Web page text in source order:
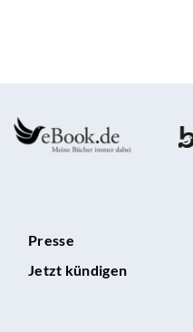
Presse
Jetzt kündigen